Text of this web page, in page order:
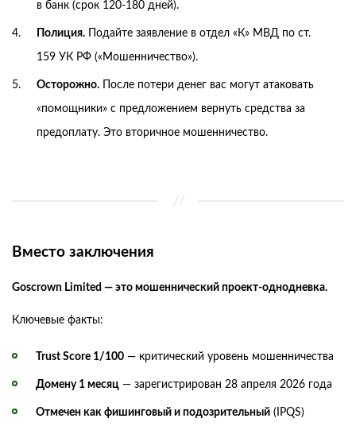
в банк (срок 120-180 дней).
Полиция. Подайте заявление в отдел «К» МВД по ст.
159 УК РФ («Мошенничество»).
Осторожно. После потери денег вас могут атаковать
«помощники» с предложением вернуть средства за
предоплату. Это вторичное мошенничество.
Вместо заключения
Goscrown Limited — это мошеннический проект-однодневка.
Ключевые факты:
Trust Score 1/100 — критический уровень мошенничества
Домену 1 месяц — зарегистрирован 28 апреля 2026 года
Отмечен как фишинговый и подозрительный (IPQS)